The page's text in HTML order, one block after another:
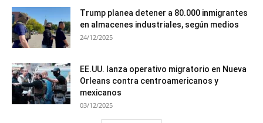
Trump planea detener a 80.000 inmigrantes
en almacenes industriales, según medios
24/12/2025
EE.UU. lanza operativo migratorio en Nueva
Orleans contra centroamericanos y
mexicanos
03/12/2025